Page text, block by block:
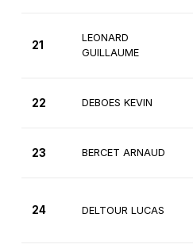
21
LEONARD
GUILLAUME
22 DEBOES KEVIN
23 BERCET ARNAUD
24 DELTOUR LUCAS